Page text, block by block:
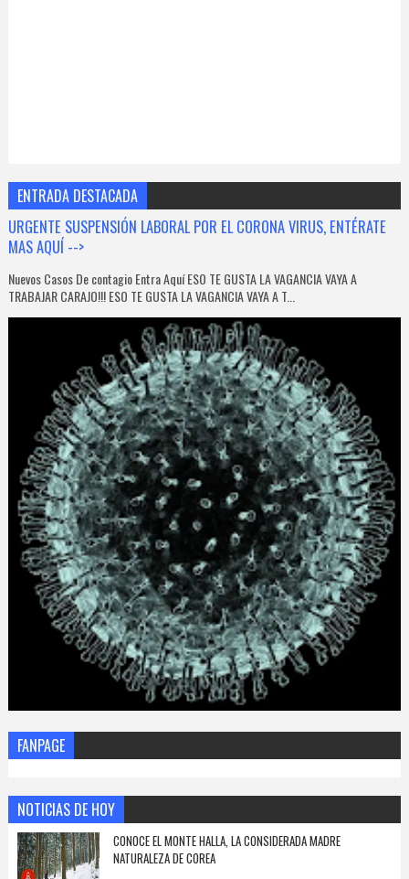
ENTRADA DESTACADA
URGENTE SUSPENSIÓN LABORAL POR EL CORONA VIRUS, ENTÉRATE
MAS AQUÍ -->
Nuevos Casos De contagio Entra Aquí ESO TE GUSTA LA VAGANCIA VAYA A
TRABAJAR CARAJO!!! ESO TE GUSTA LA VAGANCIA VAYA A T...
FANPAGE
NOTICIAS DE HOY
CONOCE EL MONTE HALLA, LA CONSIDERADA MADRE
NATURALEZA DE COREA